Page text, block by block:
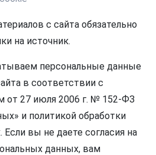
с сайта обязательно
на источник.
персональные данные
в соответствии с
от 27 июля 2006 г. № 152-ФЗ
и политикой обработки
вы не даете согласия на
данных, вам